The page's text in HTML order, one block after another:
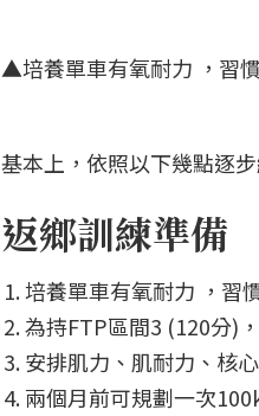
▲培養單車有氧耐力 ，習
基本上，依照以下幾點逐
返鄉訓練準備
培養單車有氧耐力 ，習
為持FTP區間3 (120分)
安排肌力、肌耐力、核
兩個月前可規劃一次